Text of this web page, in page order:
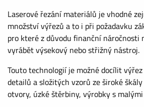
Laserové řezání materiálů je vhodné
množství výřezů a to i při požadavku
pro které z důvodu finanční
vyrábět výsekový nebo střižný nástroj.
Touto technologií je možné docílit
detailů a složitých vzorů ze široké
otvory, úzké štěrbiny, výrobky s